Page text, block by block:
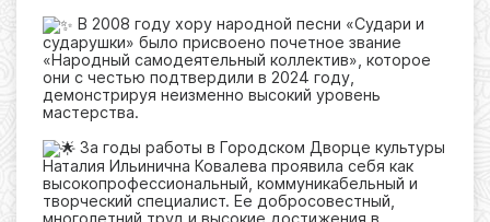
В 2008 году хору народной песни «Судари и
сударушки» было присвоено почетное звание
«Народный самодеятельный коллектив», которое
они с честью подтвердили в 2024 году,
демонстрируя неизменно высокий уровень
мастерства.
За годы работы в Городском Дворце культуры
Наталия Ильинична Ковалева проявила себя как
высокопрофессиональный, коммуникабельный и
творческий специалист. Ее добросовестный,